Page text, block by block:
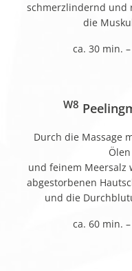
schmerzlindernd und
die
ca. 30 min.
W8
Durch die Massage
Ölen
und feinem Meersalz
abgestorbenen
und die
ca. 60 min.